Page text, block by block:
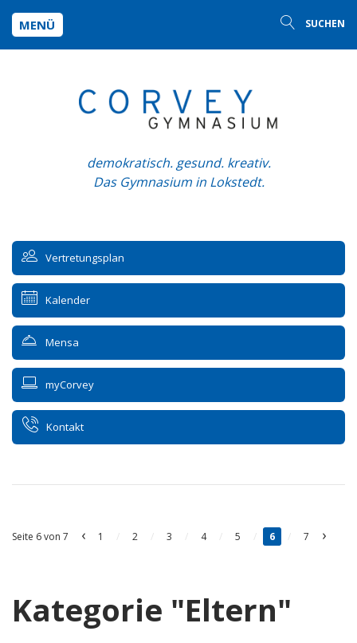
MENÜ SUCHEN
demokratisch. gesund. kreativ.
Das Gymnasium in Lokstedt.
Vertretungsplan
Kalender
Mensa
myCorvey
Kontakt
Seite 6 von 7 ‹ 1 2 3 4 5 6 7 ›
Kategorie "Eltern"